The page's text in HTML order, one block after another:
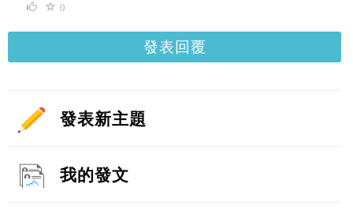
0
發表回覆
發表新主題
我的發文